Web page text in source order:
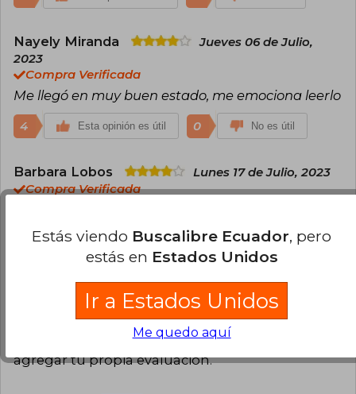
Nayely Miranda
Jueves 06 de Julio,
2023
Compra Verificada
Me llegó en muy buen estado, me emociona leerlo
4 Esta opinión es útil 0 No es útil
Barbara Lobos
Lunes 17 de Julio, 2023
Compra Verificada
deberían agregar el eso
Esta opinión es útil 3 No es útil
Cargar más opiniones del libro
¿Leíste este libro? Inicia sesiónpara poder
agregar tu propia evaluación.
Estás viendo Buscalibre Ecuador, pero
estás en Estados Unidos
Ir a Estados Unidos
Me quedo aquí